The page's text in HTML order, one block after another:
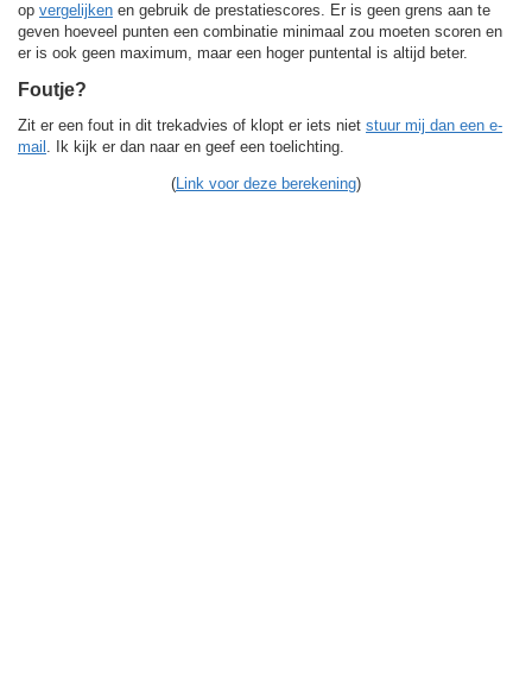
op vergelijken en gebruik de prestatiescores. Er is geen grens aan te
geven hoeveel punten een combinatie minimaal zou moeten scoren en
er is ook geen maximum, maar een hoger puntental is altijd beter.
Foutje?
Zit er een fout in dit trekadvies of klopt er iets niet stuur mij dan een e-
mail
. Ik kijk er dan naar en geef een toelichting.
( Link voor deze berekening)